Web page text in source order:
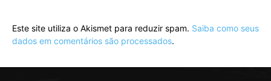
Este site utiliza o Akismet para reduzir spam. Saiba como seus
dados em comentários são processados.